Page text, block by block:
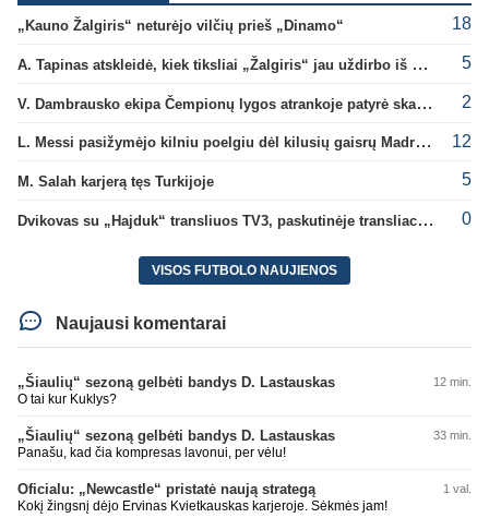
„Kauno Žalgiris“ neturėjo vilčių prieš „Dinamo“ 18
A. Tapinas atskleidė, kiek tiksliai „Žalgiris“ jau uždirbo iš UEFA premijų 5
V. Dambrausko ekipa Čempionų lygos atrankoje patyrė skaudžią nesėkmę 2
L. Messi pasižymėjo kilniu poelgiu dėl kilusių gaisrų Madride 12
M. Salah karjerą tęs Turkijoje 5
Dvikovas su „Hajduk“ transliuos TV3, paskutinėje transliacijoje – nauji rekordai 0
VISOS FUTBOLO NAUJIENOS
Naujausi komentarai
„Šiaulių“ sezoną gelbėti bandys D. Lastauskas 12 min.
O tai kur Kuklys?
„Šiaulių“ sezoną gelbėti bandys D. Lastauskas 33 min.
Panašu, kad čia kompresas lavonui, per vėlu!
Oficialu: „Newcastle“ pristatė naują strategą 1 val.
Kokį žingsnį dėjo Ervinas Kvietkauskas karjeroje. Sėkmės jam!